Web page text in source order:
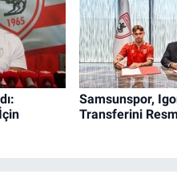
Samsunspor,
Transferini